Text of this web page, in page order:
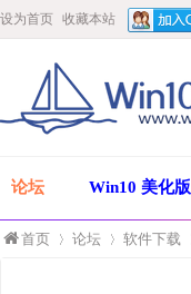
设为首页 收藏本站
论坛 Win10 美化版
首页 论坛 软件下载